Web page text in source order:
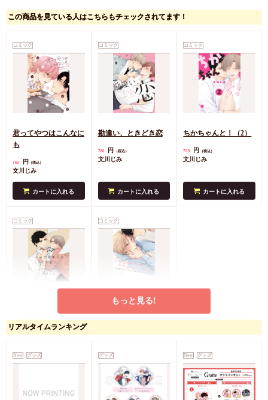
この商品を見ている人はこちらもチェックされてます！
コミック
君ってやつはこんなに
も
763 円 （税込）
文川じみ
カートに入れる
コミック
勘違い、ときどき恋
726 円 （税込）
文川じみ
カートに入れる
コミック
ちかちゃんと！（2）
759 円 （税込）
文川じみ
カートに入れる
コミック
に
キャラBIRTHDAY
748 円
特典を選ぶ
コミック
なキス
円
カートに入れる
もっと見る!
リアルタイムランキング
New グッズ グッズ New グッズ